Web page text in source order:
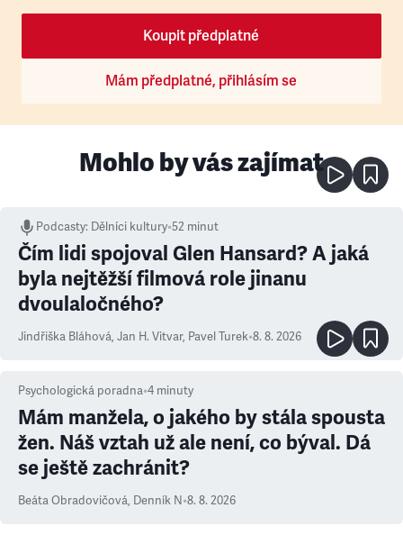
Koupit předplatné
Mám předplatné, přihlásím se
Mohlo by vás zajímat
Podcasty: Dělníci kultury•52 minut
Čím lidi spojoval Glen Hansard? A jaká
byla nejtěžší filmová role jinanu
dvoulaločného?
Jindřiška Bláhová, Jan H. Vitvar, Pavel Turek•8. 8. 2026
Psychologická poradna•4 minuty
Mám manžela, o jakého by stála spousta
žen. Náš vztah už ale není, co býval. Dá
se ještě zachránit?
Beáta Obradovičová, Denník N•8. 8. 2026